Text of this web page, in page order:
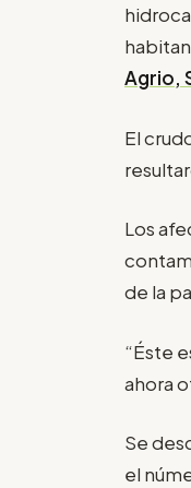
Agrio,
El
Los
de la
“Éste
ahora
Se
el